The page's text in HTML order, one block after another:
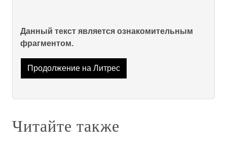
Данный текст является ознакомительным
фрагментом.
Продолжение на Литрес
Читайте также